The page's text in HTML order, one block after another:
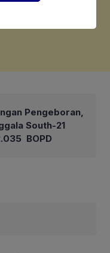
Pengeboran,
South-21
BOPD